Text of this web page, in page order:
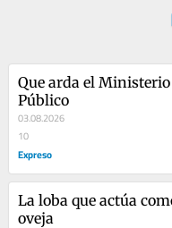
Que arda el Ministerio
Público
03.08.2026
10
Expreso
La loba que actúa
oveja